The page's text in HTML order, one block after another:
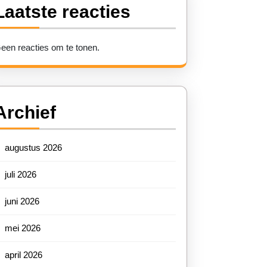
reacties
reacties om te tonen.
augustus 2026
juli 2026
juni 2026
mei 2026
april 2026